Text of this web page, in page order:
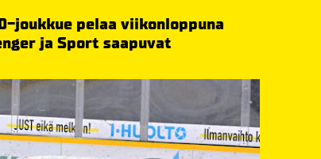
joukkue pelaa viikonloppuna
ja Sport saapuvat